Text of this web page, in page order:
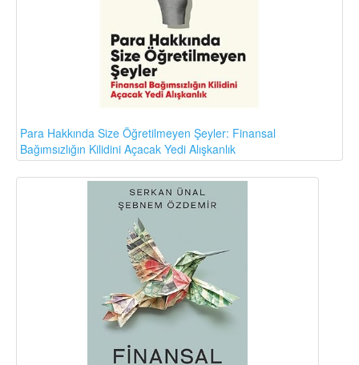
Para Hakkında Size Öğretilmeyen Şeyler: Finansal
Bağımsızlığın Kilidini Açacak Yedi Alışkanlık